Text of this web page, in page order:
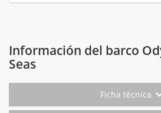
Información del barco
Seas
Ficha técnica